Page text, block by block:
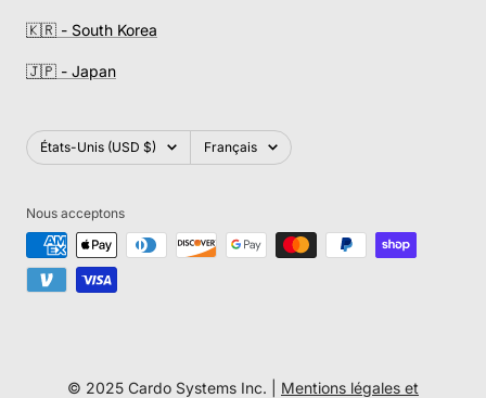
🇰🇷 - South Korea
🇯🇵 - Japan
Pays/région
États-Unis (USD $) Langue
Français
Nous acceptons
© 2025 Cardo Systems Inc. | Mentions légales et